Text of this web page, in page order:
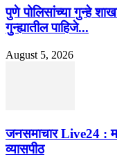
पुणे पोलिसांच्या गुन्हे
गुन्ह्यातील पाहिजे...
August 5, 2026
जनसमाचार Live24 :
व्यासपीठ